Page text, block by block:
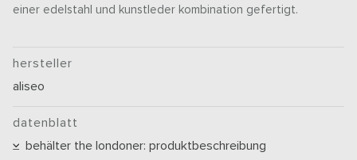
einer edelstahl und kunstleder kombination gefertigt.
hersteller
aliseo
datenblatt
behälter the londoner: produktbeschreibung